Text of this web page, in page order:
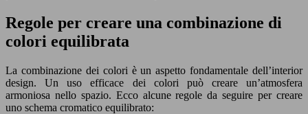
Regole per creare una combinazione di
colori equilibrata
La combinazione dei colori è un aspetto fondamentale dell’interior
design. Un uso efficace dei colori può creare un’atmosfera
armoniosa nello spazio. Ecco alcune regole da seguire per creare
uno schema cromatico equilibrato: